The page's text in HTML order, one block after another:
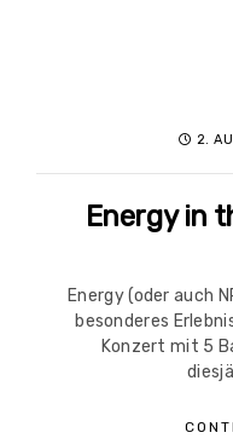
2.
Energy in
Energy (oder auch
besonderes
Konzert mit 5